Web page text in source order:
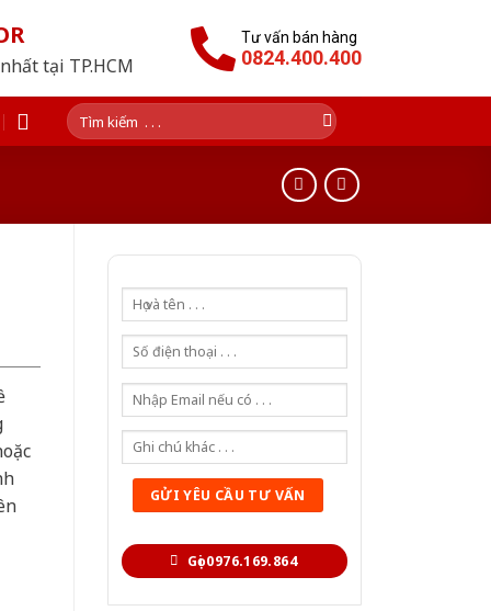
tại TP.HCM
Tư vấn bán hàng
0824.400.400
Tìm
kiếm:
Gọi 0976.169.864